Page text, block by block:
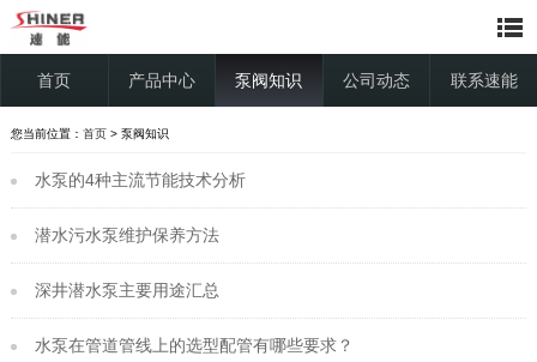
首页 产品中心 泵阀知识 公司动态 联系速能
您当前位置： 首页> 泵阀知识
水泵的4种主流节能技术分析
潜水污水泵维护保养方法
深井潜水泵主要用途汇总
水泵在管道管线上的选型配管有哪些要求？